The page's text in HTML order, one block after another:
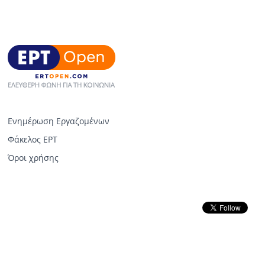
Ενημέρωση Εργαζομένων
Φάκελος ΕΡΤ
Όροι χρήσης